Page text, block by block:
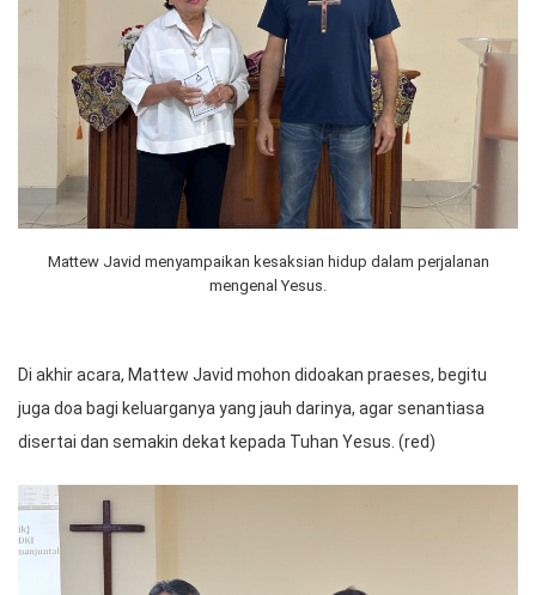
Mattew Javid menyampaikan kesaksian hidup dalam perjalanan
mengenal Yesus.
Di akhir acara, Mattew Javid mohon didoakan praeses, begitu
juga doa bagi keluarganya yang jauh darinya, agar senantiasa
disertai dan semakin dekat kepada Tuhan Yesus. (red)